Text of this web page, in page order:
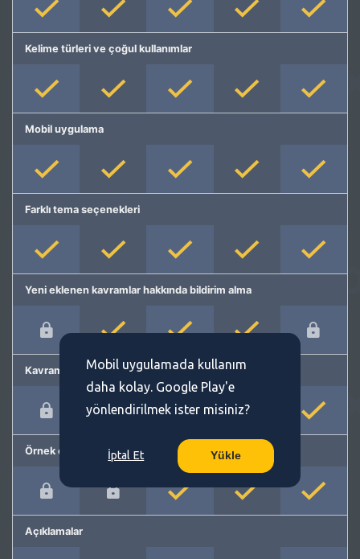
Kelime türleri ve çoğul kullanımlar
Mobil uygulama
Farklı tema seçenekleri
Yeni eklenen kavramlar hakkında bildirim alma
Kavram önerme
Örnek cümleler
Açıklamalar
Mobil uygulamada kullanım
daha kolay. Google Play'e
yönlendirilmek ister misiniz?
İptal Et Yükle